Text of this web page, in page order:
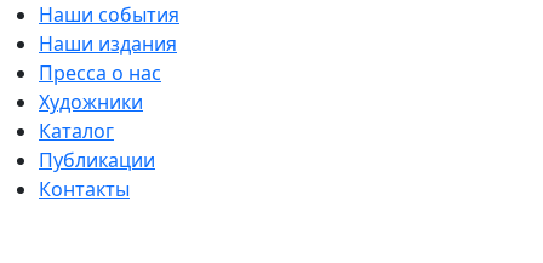
Наши события
Наши издания
Пресса о нас
Художники
Каталог
Публикации
Контакты